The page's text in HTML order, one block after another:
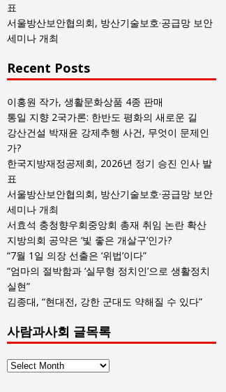
표
서울방산보안협의회, 방산기술보호·공급망 보안
세미나 개최
Recent Posts
이홍원 작가, 생활문화상품 4종 판매
통일 지향 2국가론: 한반도 평화의 새로운 길
강산건설 박재윤 강제추행 사건, 무엇이 문제인
가?
한국지방재정공제회, 2026년 정기 승진 인사 발
표
서울방산보안협의회, 방산기술보호·공급망 보안
세미나 개최
서효석 충청향우회중앙회 총재 취임 논란 확산
지방의회 공약은 ‘빛 좋은 개살구’인가?
“7월 1일 의장 선출은 ‘위법’이다”
“엄마의 절박함과 ‘실무형 정치인’으로 생활정치
실현”
김종대, “현대전, 강한 군대도 약해질 수 있다”
사람과사회 글목록
사